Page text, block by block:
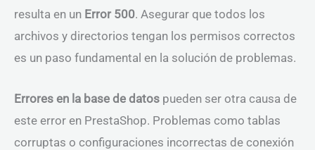
resulta en un Error 500. Asegurar que todos los
archivos y directorios tengan los permisos correctos
es un paso fundamental en la solución de problemas.
Errores en la base de datos pueden ser otra causa de
este error en PrestaShop. Problemas como tablas
corruptas o configuraciones incorrectas de conexión